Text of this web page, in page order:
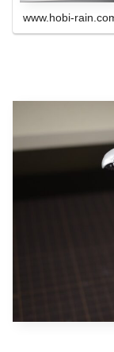
www.hobi-